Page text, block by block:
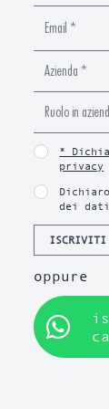
*
privacy
dei
ISCRIVITI
oppure